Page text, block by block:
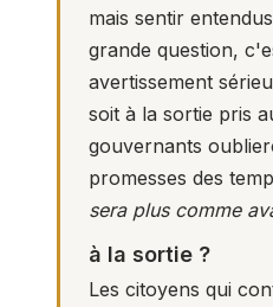
mais sentir
grande question,
avertissement
soit à la sortie pris
gouvernants
promesses des
sera plus comme
à la sortie ?
Les citoyens qui